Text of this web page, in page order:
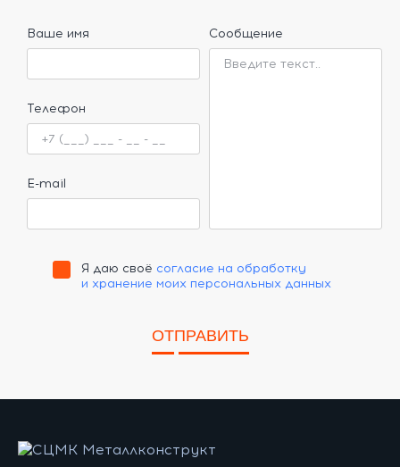
Ваше имя
Телефон
E-mail
Сообщение
Я даю своё согласие на обработку
и хранение моих персональных данных
ОТПРАВИТЬ